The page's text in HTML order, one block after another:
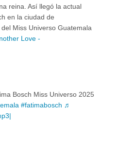
reina. Así llegó la actual
en la ciudad de
Miss Universo Guatemala
Love -
Bosch Miss Universo 2025
#fatimabosch ♬